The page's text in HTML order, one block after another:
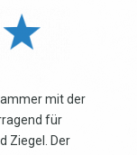
mit der
für
Ziegel. Der